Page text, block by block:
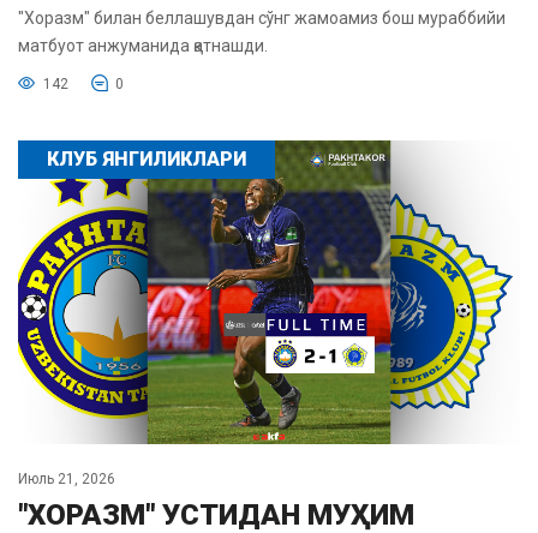
"Хоразм" билан беллашувдан сўнг жамоамиз бош мураббийи
матбуот анжуманида қатнашди.
142 0
КЛУБ ЯНГИЛИКЛАРИ
Июль 21, 2026
"ХОРАЗМ" УСТИДАН МУҲИМ